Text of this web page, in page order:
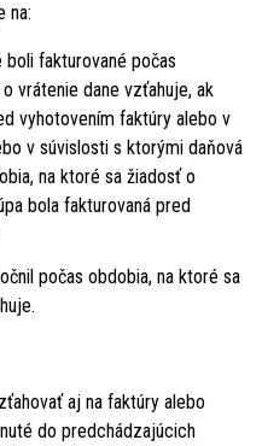
na:
boli fakturované počas
vrátenie dane vzťahuje, ak
vyhotovením faktúry alebo v
v súvislosti s ktorými daňová
na ktoré sa žiadosť o
bola fakturovaná pred
počas obdobia, na ktoré sa
aj na faktúry alebo
do predchádzajúcich